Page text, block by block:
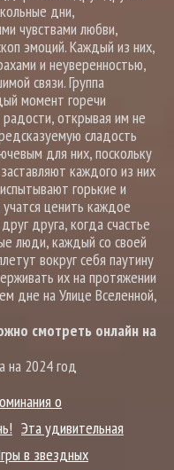
дни,
чувствами любви,
эмоций. Каждый из них,
и неуверенностью,
связи. Группа
момент горечи
открывая им не
сладость
для них, поскольку
каждого из них
горькие и
ценить каждое
друга, когда счастье
люди, каждый со своей
вокруг себя паутину
их на протяжении
дне на Улице Вселенной,
смотреть онлайн на
на 2024 год
о
Эта удивительная
в звездных